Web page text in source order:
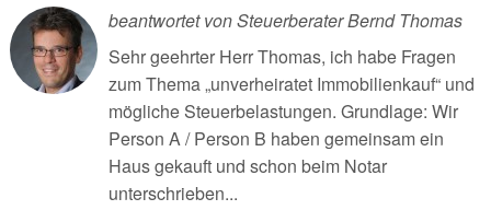
beantwortet von Steuerberater Bernd Thomas
Sehr geehrter Herr Thomas, ich habe Fragen
zum Thema „unverheiratet Immobilienkauf“ und
mögliche Steuerbelastungen. Grundlage: Wir
Person A / Person B haben gemeinsam ein
Haus gekauft und schon beim Notar
unterschrieben...